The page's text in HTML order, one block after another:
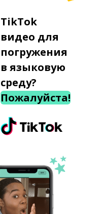
TikTok
видео для
погружения
в языковую
среду?
Пожалуйста!